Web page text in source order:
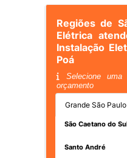
Regiões de
Elétrica
Instalação
Poá
Selecione
orçamento
Grande São Paulo
São Caetano do
Santo André